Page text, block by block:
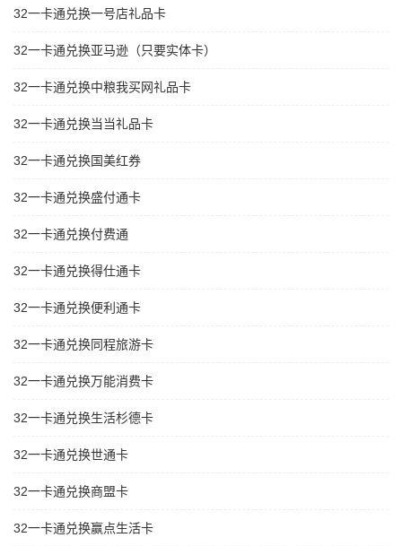
32一卡通兑换一号店礼品卡
32一卡通兑换亚马逊（只要实体卡）
32一卡通兑换中粮我买网礼品卡
32一卡通兑换当当礼品卡
32一卡通兑换国美红券
32一卡通兑换盛付通卡
32一卡通兑换付费通
32一卡通兑换得仕通卡
32一卡通兑换便利通卡
32一卡通兑换同程旅游卡
32一卡通兑换万能消费卡
32一卡通兑换生活杉德卡
32一卡通兑换世通卡
32一卡通兑换商盟卡
32一卡通兑换赢点生活卡